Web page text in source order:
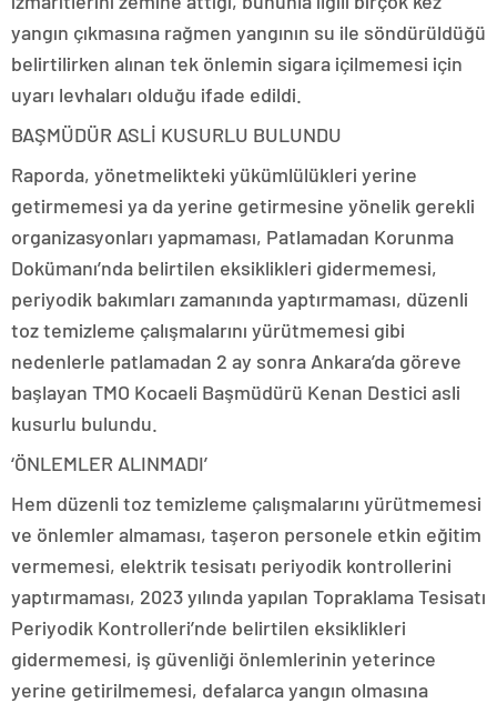
yangın çıkmasına rağmen yangının su ile söndürüldüğü
belirtilirken alınan tek önlemin sigara içilmemesi için
uyarı levhaları olduğu ifade edildi.
BAŞMÜDÜR ASLİ KUSURLU BULUNDU
Raporda, yönetmelikteki yükümlülükleri yerine
getirmemesi ya da yerine getirmesine yönelik gerekli
organizasyonları yapmaması, Patlamadan Korunma
Dokümanı’nda belirtilen eksiklikleri gidermemesi,
periyodik bakımları zamanında yaptırmaması, düzenli
toz temizleme çalışmalarını yürütmemesi gibi
nedenlerle patlamadan 2 ay sonra Ankara’da göreve
başlayan TMO Kocaeli Başmüdürü Kenan Destici asli
kusurlu bulundu.
‘ÖNLEMLER ALINMADI’
Hem düzenli toz temizleme çalışmalarını yürütmemesi
ve önlemler almaması, taşeron personele etkin eğitim
vermemesi, elektrik tesisatı periyodik kontrollerini
yaptırmaması, 2023 yılında yapılan Topraklama Tesisatı
Periyodik Kontrolleri’nde belirtilen eksiklikleri
gidermemesi, iş güvenliği önlemlerinin yeterince
yerine getirilmemesi, defalarca yangın olmasına